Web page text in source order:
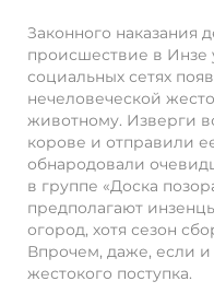
Законного наказания
происшествие в Инзе
социальных сетях
нечеловеческой
животному. Изверги
корове и отправили
обнародовали
в группе «Доска
предполагают
огород, хотя сезон
Впрочем, даже, если и
жестокого поступка.